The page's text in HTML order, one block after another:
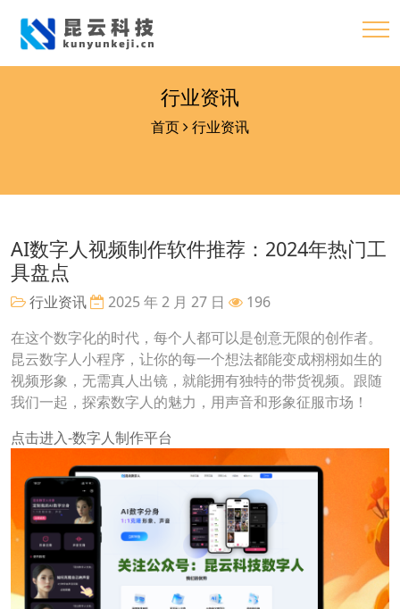
行业资讯
首页 行业资讯
AI数字人视频制作软件推荐：2024年热门工
具盘点
行业资讯 2025 年 2 月 27 日
196
在这个数字化的时代，每个人都可以是创意无限的创作者。
昆云数字人小程序，让你的每一个想法都能变成栩栩如生的
视频形象，无需真人出镜，就能拥有独特的带货视频。跟随
我们一起，探索数字人的魅力，用声音和形象征服市场！
点击进入-数字人制作平台